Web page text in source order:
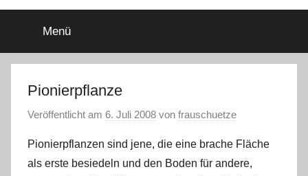
Menü
Pionierpflanze
Veröffentlicht am 6. Juli 2008 von frauschuetze
Pionierpflanzen sind jene, die eine brache Fläche
als erste besiedeln und den Boden für andere,